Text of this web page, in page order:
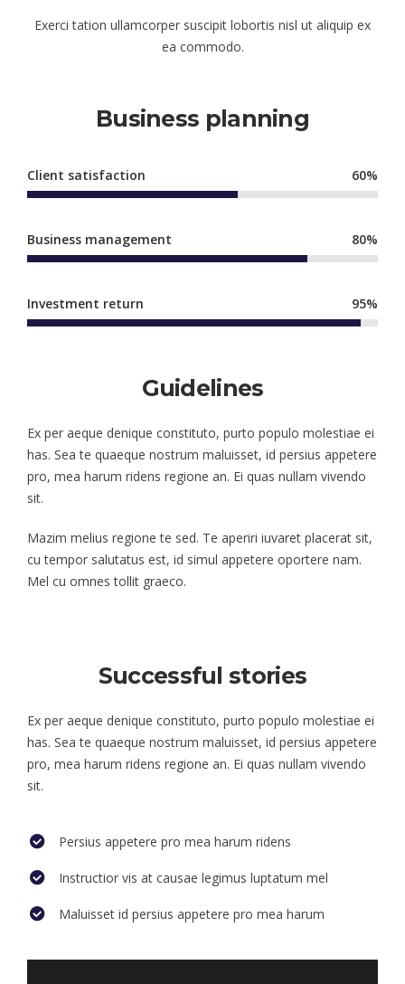
Exerci tation ullamcorper suscipit lobortis nisl ut aliquip ex
ea commodo.
Business planning
Client satisfaction 60%
Business management 80%
Investment return 95%
Guidelines
Ex per aeque denique constituto, purto populo molestiae ei
has. Sea te quaeque nostrum maluisset, id persius appetere
pro, mea harum ridens regione an. Ei quas nullam vivendo
sit.
Mazim melius regione te sed. Te aperiri iuvaret placerat sit,
cu tempor salutatus est, id simul appetere oportere nam.
Mel cu omnes tollit graeco.
Successful stories
Ex per aeque denique constituto, purto populo molestiae ei
has. Sea te quaeque nostrum maluisset, id persius appetere
pro, mea harum ridens regione an. Ei quas nullam vivendo
sit.
Persius appetere pro mea harum ridens
Instructior vis at causae legimus luptatum mel
Maluisset id persius appetere pro mea harum